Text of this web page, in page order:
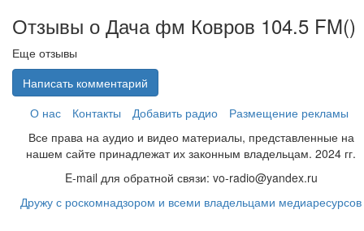
Отзывы о Дача фм Ковров 104.5 FM()
Еще отзывы
Написать комментарий
О нас
Контакты Добавить радио
Размещение рекламы
Все права на аудио и видео материалы, представленные на
нашем сайте принадлежат их законным владельцам. 2024 гг.
E-mail для обратной связи: vo-radio@yandex.ru
Дружу с роскомнадзором и всеми владельцами медиаресурсов